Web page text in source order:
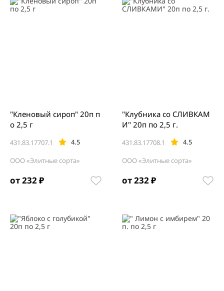
от 232 ₽
431.83.17707.1 4.5
"Кленовый сироп" 20п п
о 2,5 г
ООО «Элитные сорта»
от 232 ₽
431.83.17708.1 4.5
"Клубника со СЛИВКАМ
И" 20п по 2,5 г.
ООО «Элитные сорта»